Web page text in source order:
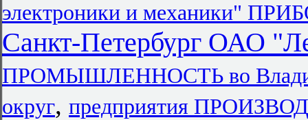
электроники и механики"
Санкт-Петербург ОАО
ПРОМЫШЛЕННОСТЬ во
округ, предприятия